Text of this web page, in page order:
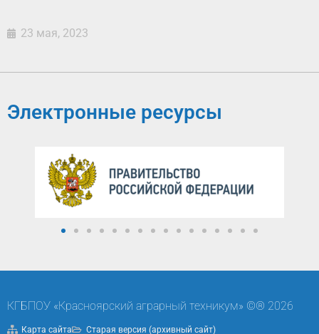
23 мая, 2023
Электронные ресурсы
КГБПОУ «Красноярский аграрный техникум» ©® 2026
Карта сайта Старая версия (архивный сайт)